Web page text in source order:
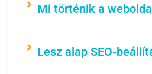
Mi történik a
Lesz alap SEO-